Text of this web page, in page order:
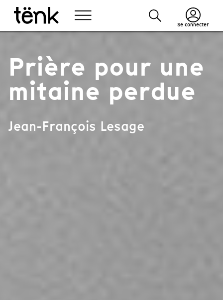
Se connecter
Prière pour une
mitaine perdue
Jean-François Lesage